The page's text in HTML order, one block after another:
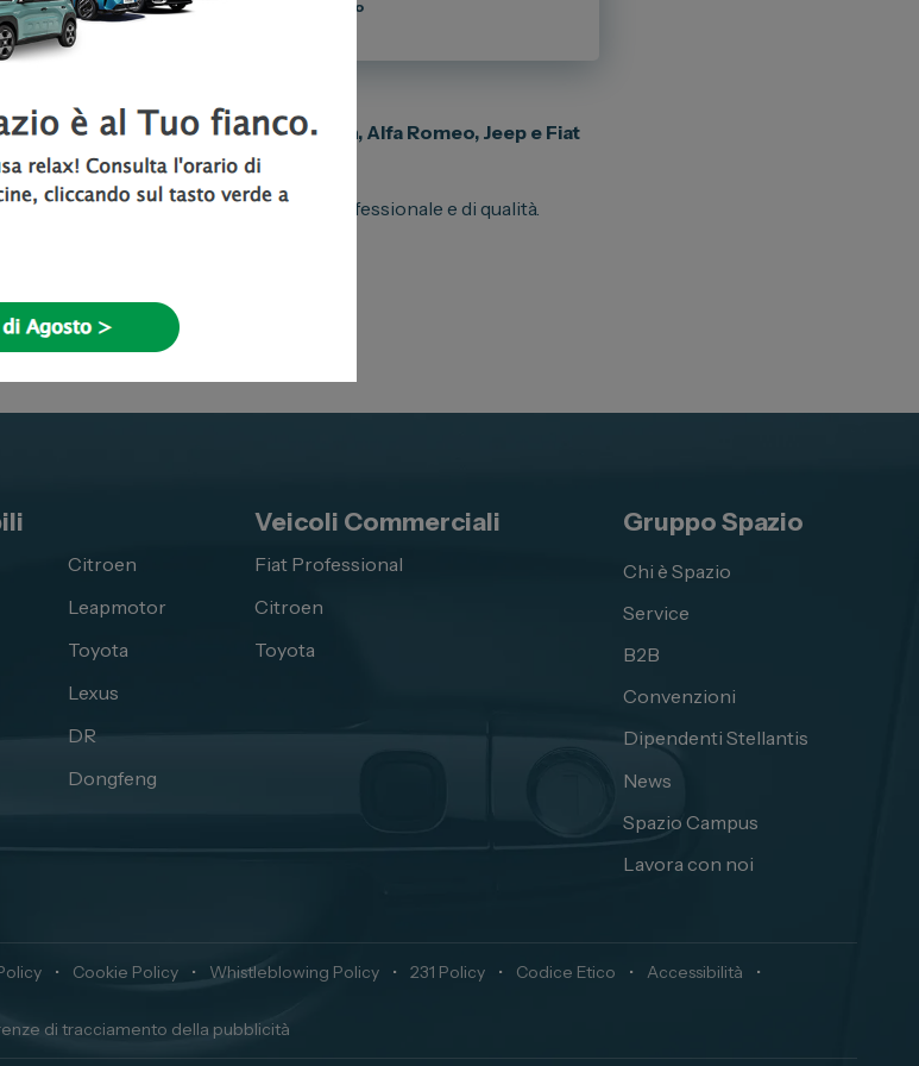
Domenica Chiuso
nuove della gammaFiat, Lancia, Abarth, Alfa Romeo, Jeep e Fiat
, il nostro team ti fornirà un servizio professionale e di qualità.
Citroen
Leapmotor
Toyota
Lexus
DR
Dongfeng
Veicoli Commerciali
Fiat Professional
Citroen
Toyota
Gruppo Spazio
Chi è Spazio
Service
B2B
Convenzioni
Dipendenti Stellantis
News
Spazio Campus
Lavora con noi
• Cookie Policy • Whistleblowing Policy • 231 Policy • Codice Etico • Accessibilità •
di tracciamento della pubblicità